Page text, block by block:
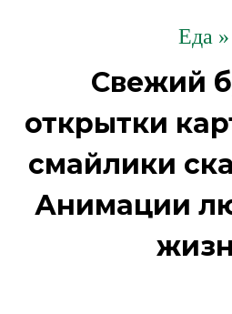
Еда »
Свежий
открытки
смайлики
Анимации